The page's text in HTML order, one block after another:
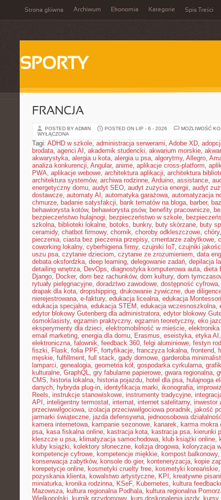
Strona główna Archiwum Ekonomia Kategorie Spis Treści
SPORTY
FRANCJA
POSTED BY ADMIN POSTED ON LIP - 6 - 2026
MOŻLIWOŚĆ
WYŁĄCZONA
Tagi: ADHD w szkole, administracja serwerami, Adobe XD,
brodata, agenci AI , akademik studencki, akwarium morskie,
akwarystyka, alergia u kota, alergia u psa, algorytmy, Allegro,
analiza konkurencji, Angular, anime, aplikacje cross-platform,
PWA, aplikacje webowe, architektura aplikacji, architektura
architektura systemów, archiwa rodzinne, Arduino, assistance,
energetyczny domu, audyt SEO, audyt zużycia energii, audyt
dostawcze, automaty AI , automatyka garażowa, automatyzacja
chmurze, badanie satysfakcji, bank tematów na bloga, barber,
behawiorysta kotów, behawiorysta psów, benefity pracownicze,
bezpieczeństwo hulajnogi, bezpieczeństwo w szkole,
szkolna, biblioteki lokalne, botoks, bunkry, buty skórzane, buty
ceramidy, chatbot firmowy, chomik, choroby odkleszczowe, chóry
pieczenia, ciasta bez pieczenia przepisy, cmentarze zabytkowe,
coworking lokalny, cyberhigiena firmy, czujniki IoT, czujniki
uszu psa, czytanie dzieciom, czytanie ze zrozumieniem, data
debata oksfordzka, deep learning, delegowanie zadań, depilacja
detailing wnętrza, DevOps, diagnostyka komputerowa auta, dieta
Django, Docker, dom bez rachunków, dom kultury, dom
rytuały pielęgnacyjne, doradztwo zawodowe, dostępność cyfrowa
drapak dla kota, dropshipping, drukowanie żywiczne, due
nierejestrowana, e-faktury, edukacja licealna, edukacja Montessori
edukacja specjalna, edukacja STEM , edukacja wczesnoszkolna,
edytor blokowy Gutenberg dla administratora, edytor blokowy
ósmoklasisty, egzamin praktyczny, egzamin teoretyczny, eko
eksperymenty dla dzieci, elektromobilność w mieście, elektronika
email marketing, energia dla domu, Erasmus, eseistyka, etyka AI
elektroniczna, falownik, feedback 360, felgi aluminiowe, festyn
fiszki, Flask, folia PPF, fortyfikacje, franczyza lokalna, frontend,
męskie, fulfillment, full stack, gady domowe, garderoba
lamparci, genealogia, geometria kół, gospodarka cyrkularna,
kulturalne, GraphQL, gry fabularne papierowe, gwara regionalna,
CMS, historia lokalna, historia pojazdu, hotel dla psa, hulajnoga
danych, hybryda plug-in, identyfikacja marki, ikonografia,
Reels, instrukcje stanowiskowe, instrumenty tradycyjne,
API , inteligentny termostat, internat, internet satelitarny, inwestor
przeciwwilgociowa, izolacja przeciwwilgociowa poradnik, jakość
jarmarki świąteczne, jazda defensywna, jednoosobowa
kamera internetowa, kampanie sezonowe, kanarek, karma mokra
psa, kasa fiskalna online, kastracja kota, kastracja psa, kierunki
kleszcze u psa, klimatyzacja samochodowa, klub książki online,
kluby książki, kolektory słoneczne, kolizja drogowa, koloryzacja
kompetencje cyfrowe, kompetencje miękkie, kompost balkonowy,
konserwacja zabytków, konsole do gier, konteneryzacja, kopie
korepetycje online, kosmetyki cruelty free, kosmetyki koreańskie
pozyskania klienta, kowalstwo artystyczne, KPI , kreatywne
miniaturka, kronika rodzinna, KSeF, Kubernetes, kultura
Mazowsza, kultura regionalna Podhala, kultura regionalna
Wielkopolski, kurnik przydomowy, kurs doskonalenia jazdy, kursy